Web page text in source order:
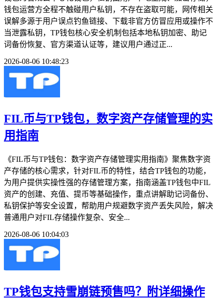
钱包运营方全程不触碰用户私钥，不存在盗取可能，网传相关
误解多源于用户误点钓鱼链接、下载非官方仿冒应用或操作不
当泄露私钥，TP钱包核心安全机制包括本地私钥加密、助记
词备份恢复、官方渠道认证等，建议用户通过正...
2026-08-06 10:48:23
FIL币与TP钱包，数字资产存储管理的实
用指南
《FIL币与TP钱包：数字资产存储管理实用指南》聚焦数字资
产存储的核心需求，针对FIL币的特性，结合TP钱包的功能，
为用户提供实操性强的存储管理方案，指南涵盖TP钱包中FIL
资产的创建、充值、提币等基础操作，重点讲解助记词备份、
私钥保护等安全设置，帮助用户规避数字资产丢失风险，解决
普通用户对FIL存储操作复杂、安全...
2026-08-06 10:04:03
TP钱包支持雪崩链预售吗？附详细操作